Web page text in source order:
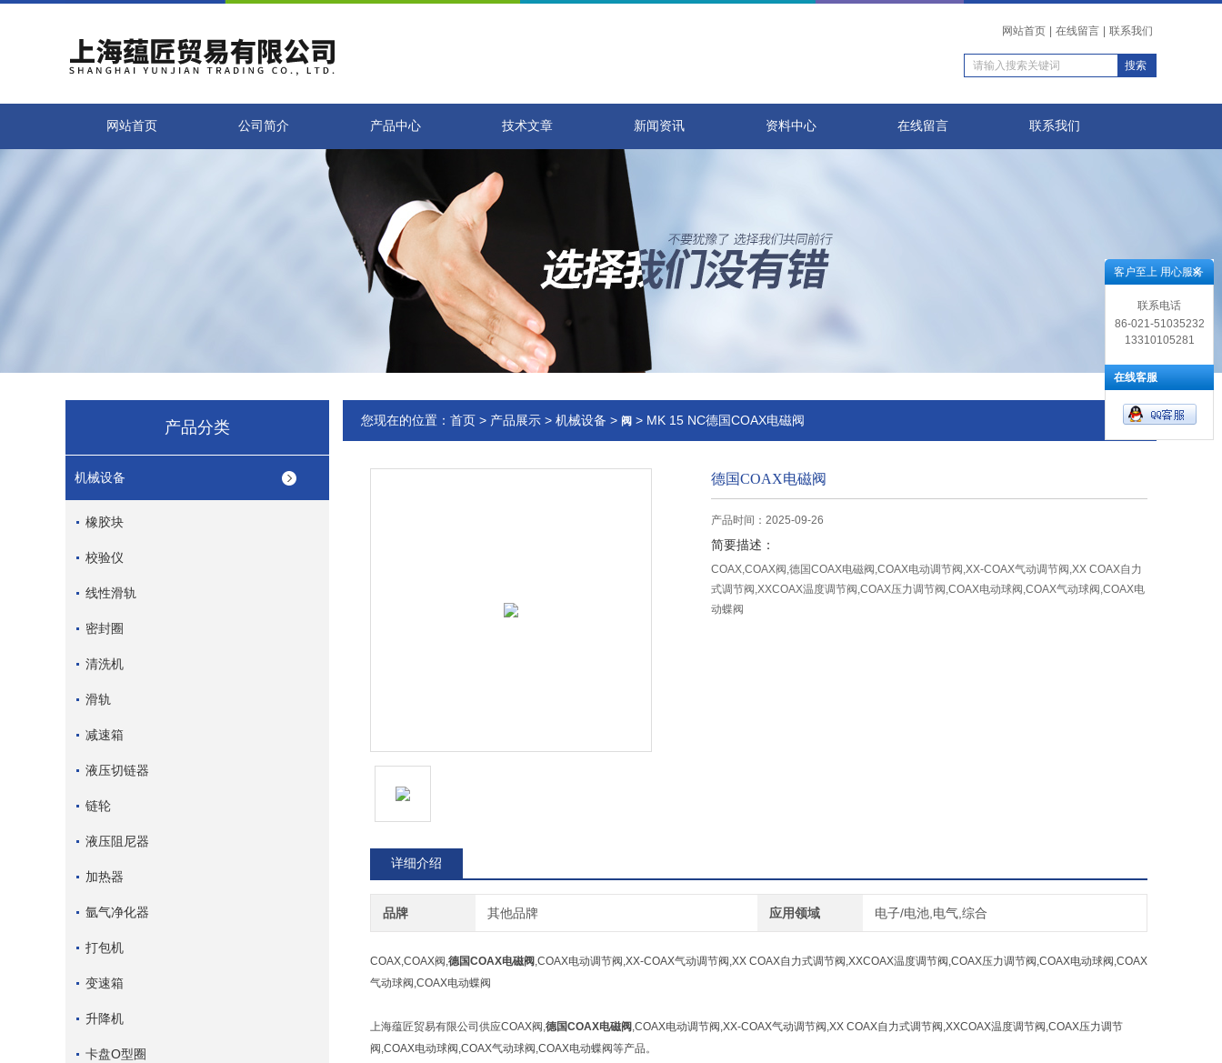
网站首页 在线留言 联系我们
网站首页 公司简介 产品中心 技术文章 新闻资讯 资料中心 在线留言 联系我们
产品分类
机械设备
橡胶块
校验仪
线性滑轨
密封圈
清洗机
滑轨
减速箱
液压切链器
链轮
液压阻尼器
加热器
氩气净化器
打包机
变速箱
升降机
卡盘O型圈
您现在的位置： 首页 > 产品展示 > 机械设备 > 阀 > MK 15 NC德国COAX电磁阀
德国COAX电磁阀
产品时间：2025-09-26
简要描述：
COAX,COAX阀,德国COAX电磁阀,COAX电动调节阀,XX-COAX气动调节阀,XX COAX自力
式调节阀,XXCOAX温度调节阀,COAX压力调节阀,COAX电动球阀,COAX气动球阀,COAX电
动蝶阀
详细介绍
品牌 其他品牌 应用领域 电子/电池,电气,综合
COAX,COAX阀,德国COAX电磁阀 ,COAX电动调节阀,XX-COAX气动调节阀,XX COAX自力式调节阀,XXCOAX温度调节阀,COAX压力调节阀,COAX电动球阀,COAX
气动球阀,COAX电动蝶阀
上海蕴匠贸易有限公司供应COAX阀,德国COAX电磁阀 ,COAX电动调节阀,XX-COAX气动调节阀,XX COAX自力式调节阀,XXCOAX温度调节阀,COAX压力调节
阀,COAX电动球阀,COAX气动球阀,COAX电动蝶阀等产品。
客户至上 用心服务
联系电话
86-021-51035232
13310105281
在线客服